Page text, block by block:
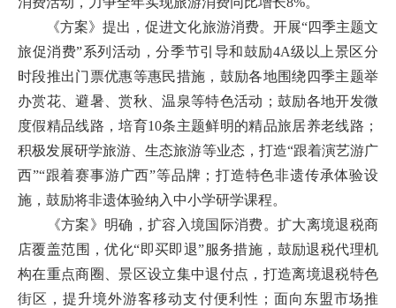
《方案》提出，促进文化旅游消费。开展“四季主题文
旅促消费”系列活动，分季节引导和鼓励4A级以上景区分
时段推出门票优惠等惠民措施，鼓励各地围绕四季主题举
办赏花、避暑、赏秋、温泉等特色活动；鼓励各地开发微
度假精品线路，培育10条主题鲜明的精品旅居养老线路；
积极发展研学旅游、生态旅游等业态，打造“跟着演艺游广
西”“跟着赛事游广西”等品牌；打造特色非遗传承体验设
施，鼓励将非遗体验纳入中小学研学课程。
《方案》明确，扩容入境国际消费。扩大离境退税商
店覆盖范围，优化“即买即退”服务措施，鼓励退税代理机
构在重点商圈、景区设立集中退付点，打造离境退税特色
街区，提升境外游客移动支付便利性；面向东盟市场推